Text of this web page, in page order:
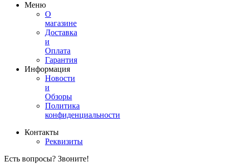
Меню
О
магазине
Доставка
и
Оплата
Гарантия
Информация
Новости
и
Обзоры
Политика
конфиденциальности
Контакты
Реквизиты
Есть вопросы? Звоните!